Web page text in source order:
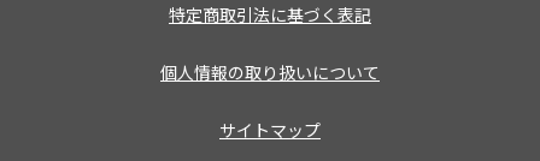
特定商取引法に基づく表記
個人情報の取り扱いについて
サイトマップ